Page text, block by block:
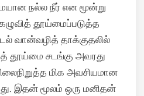
நல்ல நீர் என மூன்று
தூய்மைப்படுத்த
வான்வழித் தாக்குதலில்
தூய்மை சடங்கு அவரது
மிக அவசியமான
இதன் மூலம் ஒரு மனிதன்